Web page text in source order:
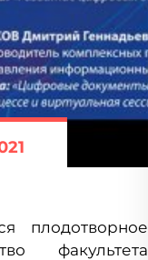
плодотворное
факультета